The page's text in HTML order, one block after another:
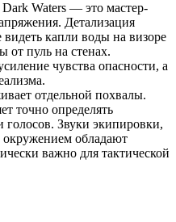
Waters — это мастер-
Детализация
капли воды на визоре
от пуль на стенах.
чувства опасности, а
отдельной похвалы.
точно определять
голосов. Звуки экипировки,
окружением обладают
важно для тактической